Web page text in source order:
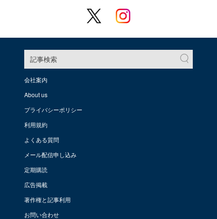
記事検索
会社案内
About us
プライバシーポリシー
利用規約
よくある質問
メール配信申し込み
定期購読
広告掲載
著作権と記事利用
お問い合わせ